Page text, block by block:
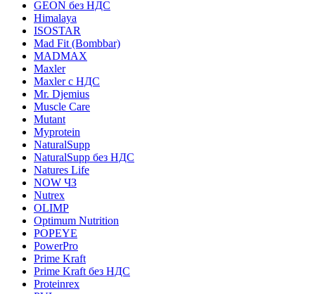
GEON без НДС
Himalaya
ISOSTAR
Mad Fit (Bombbar)
MADMAX
Maxler
Maxler с НДС
Mr. Djemius
Muscle Care
Mutant
Myprotein
NaturalSupp
NaturalSupp без НДС
Natures Life
NOW ЧЗ
Nutrex
OLIMP
Optimum Nutrition
POPEYE
PowerPro
Prime Kraft
Prime Kraft без НДС
Proteinrex